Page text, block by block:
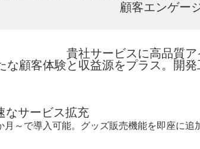
顧客エンゲー
貴社サービスに高品質ア
な顧客体験と収益源をプラス。開
なサービス拡充
月～で導入可能。グッズ販売機能を即座に追